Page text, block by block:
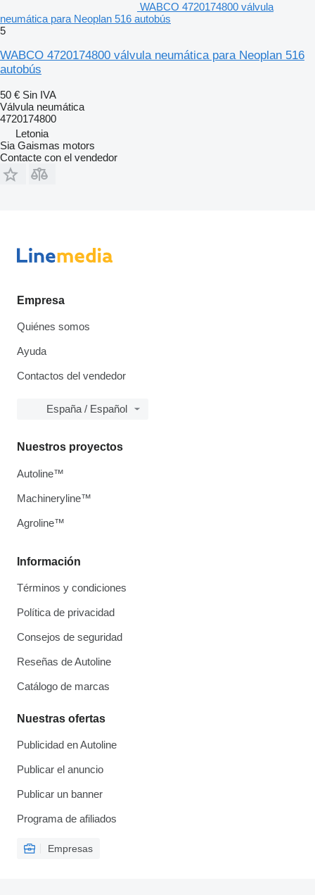
WABCO 4720174800 válvula
neumática para Neoplan 516 autobús
5
WABCO 4720174800 válvula neumática para Neoplan 516
autobús
50 € Sin IVA
Válvula neumática
4720174800
Letonia
Sia Gaismas motors
Contacte con el vendedor
Empresa
Quiénes somos
Ayuda
Contactos del vendedor
España / Español
Información
Términos y condiciones
Política de privacidad
Consejos de seguridad
Reseñas de Autoline
Catálogo de marcas
Nuestras ofertas
Publicidad en Autoline
Publicar el anuncio
Publicar un banner
Programa de afiliados
Empresas
Nuestros proyectos
Autoline™
Machineryline™
Agroline™